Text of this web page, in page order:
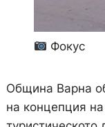
Фокус
Община Варна
на концепция